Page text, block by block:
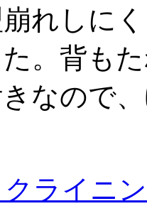
れしに
。背も
なので
ライニ